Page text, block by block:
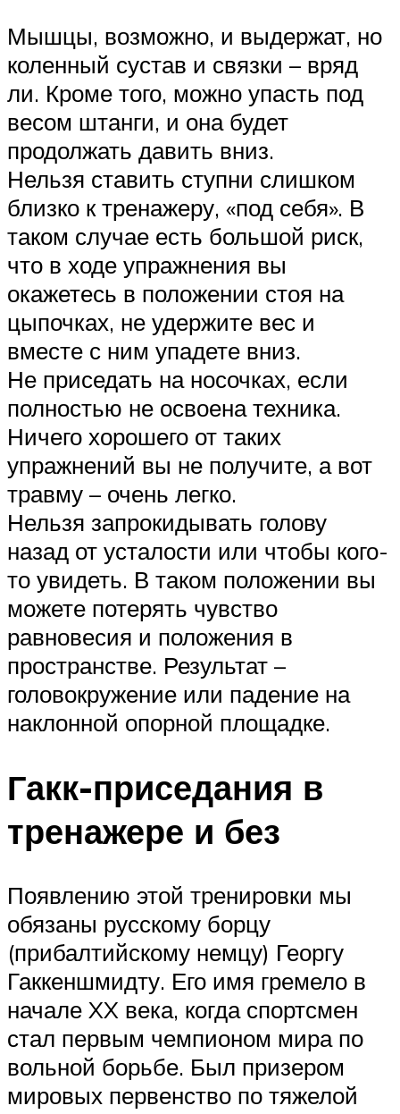
Мышцы, возможно, и выдержат, но
коленный сустав и связки – вряд
ли. Кроме того, можно упасть под
весом штанги, и она будет
продолжать давить вниз.
Нельзя ставить ступни слишком
близко к тренажеру, «под себя». В
таком случае есть большой риск,
что в ходе упражнения вы
окажетесь в положении стоя на
цыпочках, не удержите вес и
вместе с ним упадете вниз.
Не приседать на носочках, если
полностью не освоена техника.
Ничего хорошего от таких
упражнений вы не получите, а вот
травму – очень легко.
Нельзя запрокидывать голову
назад от усталости или чтобы кого-
то увидеть. В таком положении вы
можете потерять чувство
равновесия и положения в
пространстве. Результат –
головокружение или падение на
наклонной опорной площадке.
Гакк-приседания в
тренажере и без
Появлению этой тренировки мы
обязаны русскому борцу
(прибалтийскому немцу) Георгу
Гаккеншмидту. Его имя гремело в
начале XX века, когда спортсмен
стал первым чемпионом мира по
вольной борьбе. Был призером
мировых первенство по тяжелой